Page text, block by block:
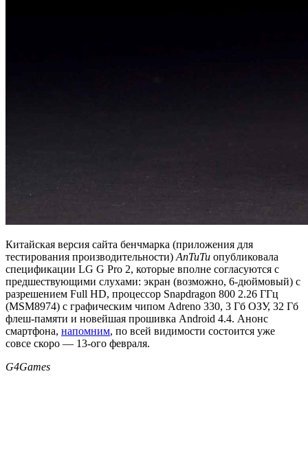
Китайская версия сайта бенчмарка (приложения для
тестирования производительности) AnTuTu опубликовала
спецификации LG G Pro 2, которые вполне согласуются с
предшествующими слухами: экран (возможно, 6-дюймовый) с
разрешением Full HD, процессор Snapdragon 800 2.26 ГГц
(MSM8974) с графическим чипом Adreno 330, 3 Гб ОЗУ, 32 Гб
флеш-памяти и новейшая прошивка Android 4.4. Анонс
смартфона, напомним, по всей видимости состоится уже
совсе скоро — 13-ого февраля.
G4Games